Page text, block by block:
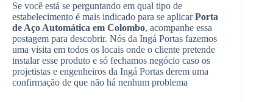
Se você está se perguntando em qual tipo de
estabelecimento é mais indicado para se aplicarPorta
de Aço Automática em Colombo, acompanhe essa
postagem para descobrir. Nós da Ingá Portas fazemos
uma visita em todos os locais onde o cliente pretende
instalar esse produto e só fechamos negócio caso os
projetistas e engenheiros da Ingá Portas derem uma
confirmação de que não há nenhum problema